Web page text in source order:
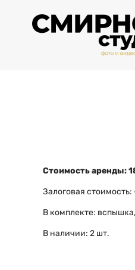
Стоимость аренды:
Залоговая
В комплекте:
В наличии: 2 шт.